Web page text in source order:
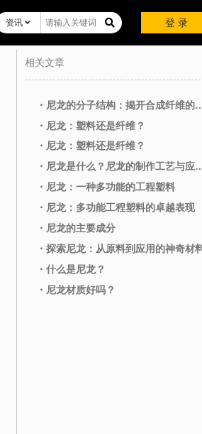
登 录
资讯
相关文章
・尼龙的分子结构：揭开
・尼龙：塑料还是纤维？
・尼龙：塑料还是纤维？
・尼龙是什么？尼龙的
・尼龙：一种多功能的工程塑料
・尼龙：多功能工程塑料的卓越表现
・尼龙的主要成分
・探索尼龙：从原料到应用的神奇材
・什么是尼龙？
・尼龙材质好吗？